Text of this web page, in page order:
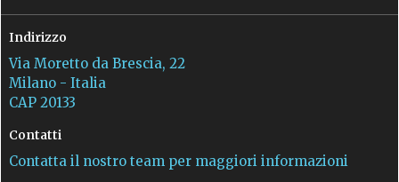
Indirizzo
Via Moretto da Brescia, 22
Milano - Italia
CAP 20133
Contatti
Contatta il nostro team per maggiori informazioni